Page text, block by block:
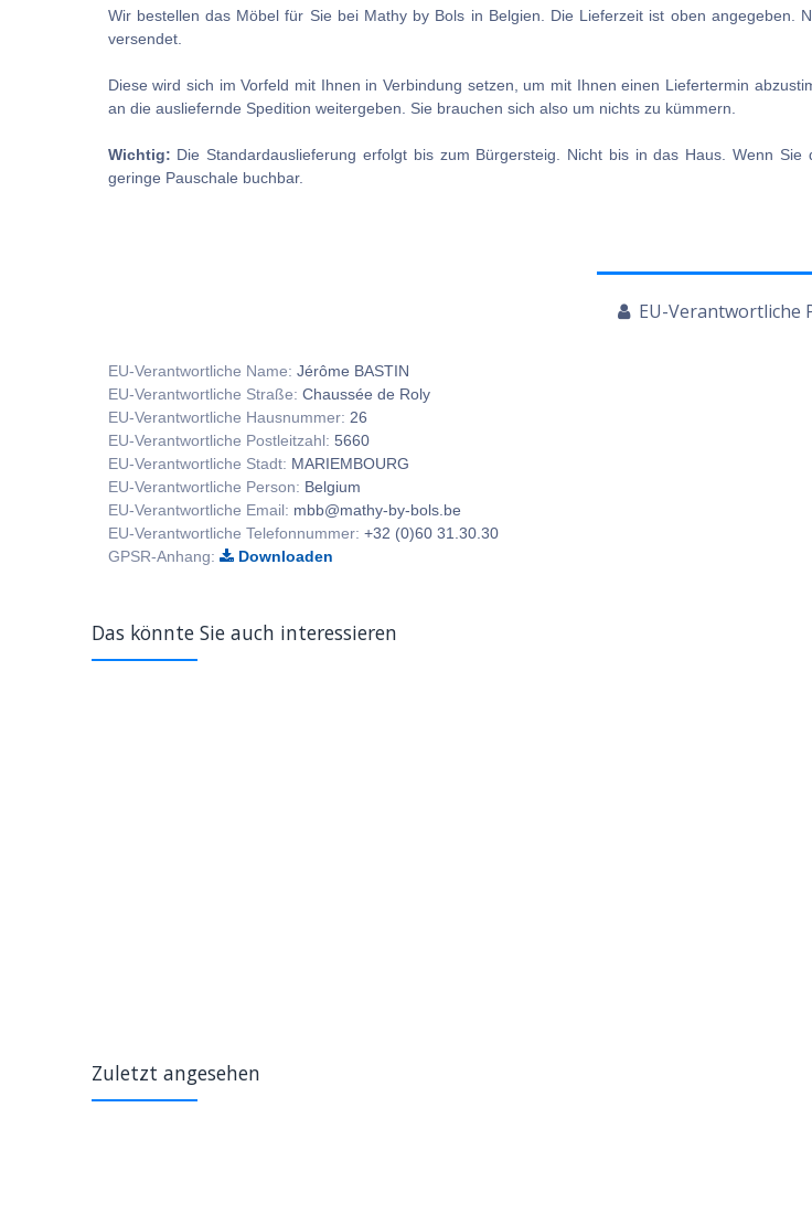
Wir bestellen das Möbel für Sie bei Mathy by Bols in Belgien. Die Lieferzeit ist oben
versendet.
Diese wird sich im Vorfeld mit Ihnen in Verbindung setzen, um mit Ihnen einen Liefertermin
an die ausliefernde Spedition weitergeben. Sie brauchen sich also um nichts zu kümmern.
Wichtig: Die Standardauslieferung erfolgt bis zum Bürgersteig. Nicht bis in das Haus. Wenn
geringe Pauschale buchbar.
EU-Verantwortliche
EU-Verantwortliche Name: Jérôme BASTIN
EU-Verantwortliche Straße: Chaussée de Roly
EU-Verantwortliche Hausnummer: 26
EU-Verantwortliche Postleitzahl: 5660
EU-Verantwortliche Stadt: MARIEMBOURG
EU-Verantwortliche Person: Belgium
EU-Verantwortliche Email: mbb@mathy-by-bols.be
EU-Verantwortliche Telefonnummer: +32 (0)60 31.30.30
GPSR-Anhang:
Downloaden
Das könnte Sie auch interessieren
Zuletzt angesehen